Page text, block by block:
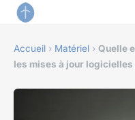
Accueil › Matériel › Quelle
les mises à jour